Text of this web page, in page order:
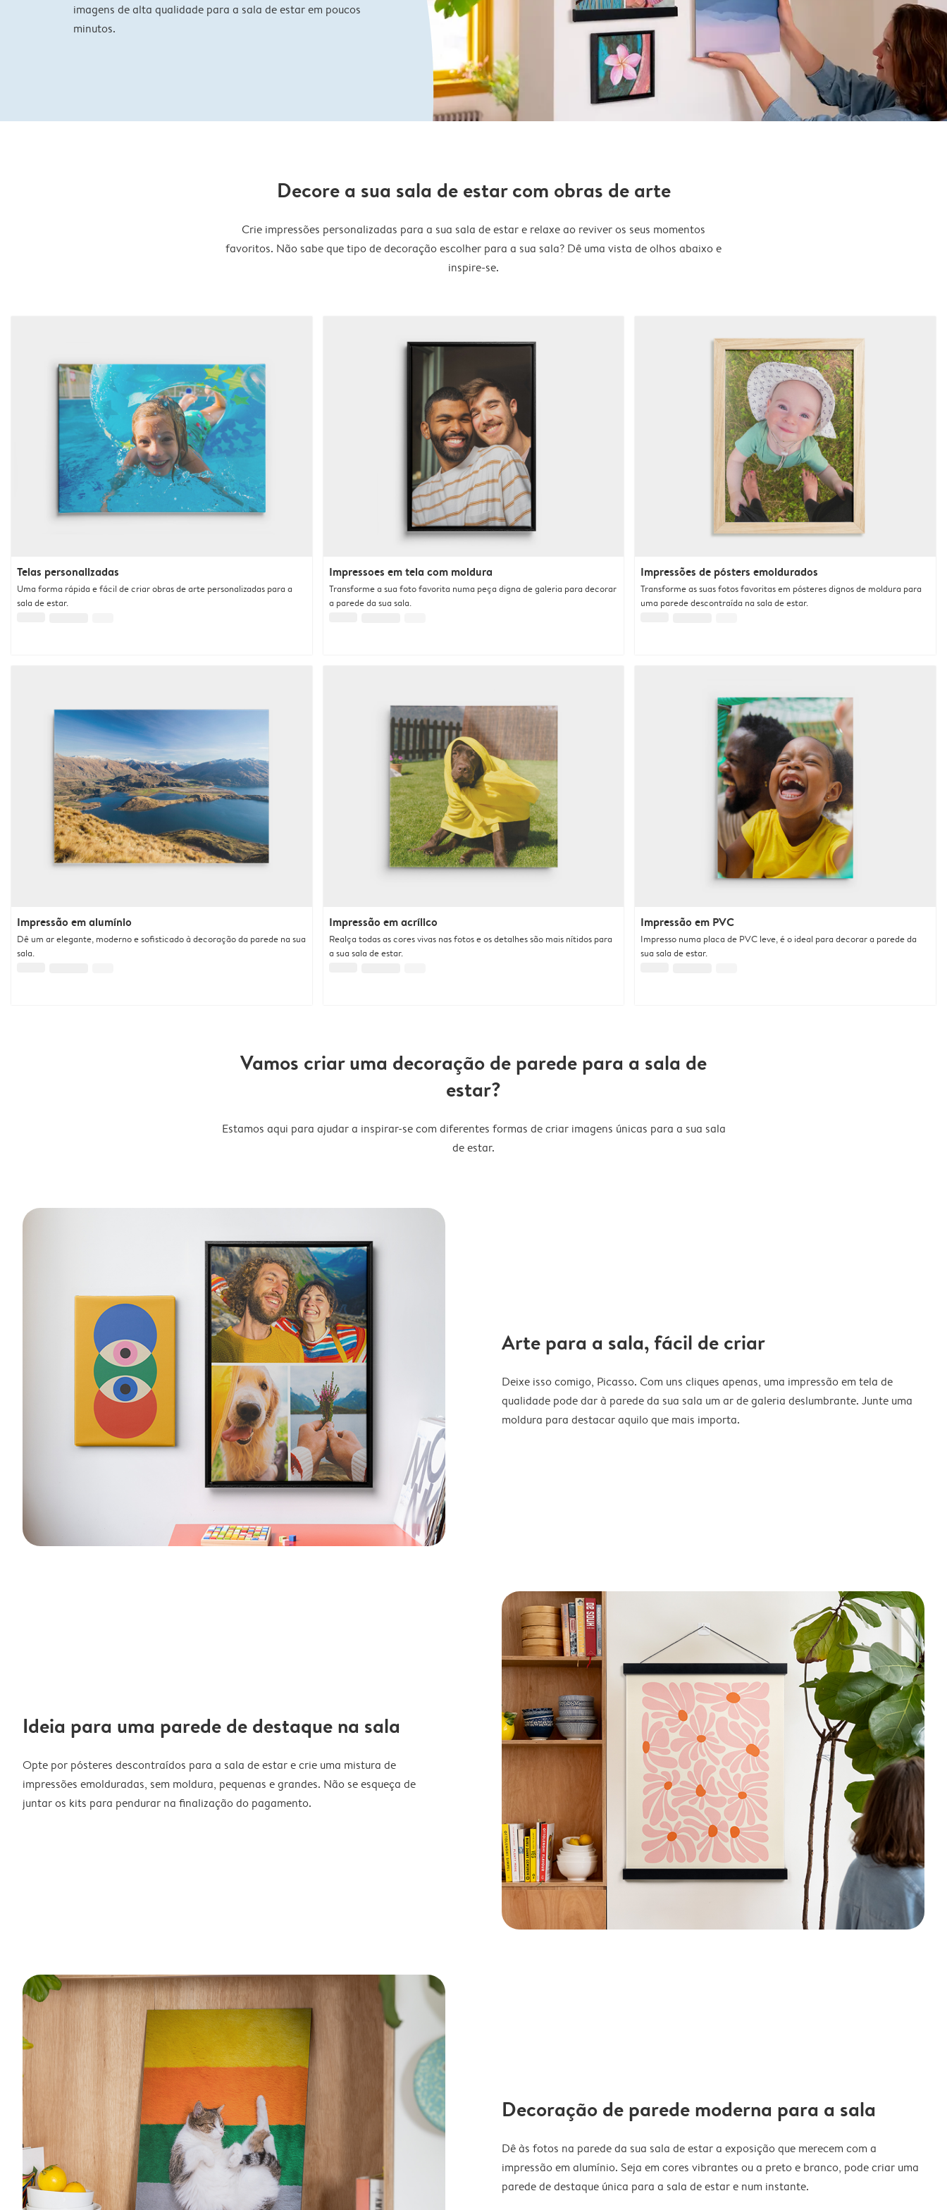
imagens de alta qualidade para a sala de estar em poucos
minutos.
Decore a sua sala de estar com obras de arte
Crie impressões personalizadas para a sua sala de estar e relaxe ao reviver os seus momentos
favoritos. Não sabe que tipo de decoração escolher para a sua sala? Dê uma vista de olhos abaixo e
inspire-se.
Telas personalizadas
Uma forma rápida e fácil de criar obras de arte personalizadas para a
sala de estar.
Impressoes em tela com moldura
Transforme a sua foto favorita numa peça digna de galeria para decorar
a parede da sua sala.
Impressões de pósters emoldurados
Transforme as suas fotos favoritas em pósteres dignos de moldura para
uma parede descontraída na sala de estar.
Impressão em alumínio
Dê um ar elegante, moderno e sofisticado à decoração da parede na sua
sala.
Impressão em acrílico
Realça todas as cores vivas nas fotos e os detalhes são mais nítidos para
a sua sala de estar.
Impressão em PVC
Impresso numa placa de PVC leve, é o ideal para decorar a parede da
sua sala de estar.
Vamos criar uma decoração de parede para a sala de
estar?
Estamos aqui para ajudar a inspirar-se com diferentes formas de criar imagens únicas para a sua sala
de estar.
Arte para a sala, fácil de criar
Deixe isso comigo, Picasso. Com uns cliques apenas, uma impressão em tela de
qualidade pode dar à parede da sua sala um ar de galeria deslumbrante. Junte uma
moldura para destacar aquilo que mais importa.
Ideia para uma parede de destaque na sala
Opte por pósteres descontraídos para a sala de estar e crie uma mistura de
impressões emolduradas, sem moldura, pequenas e grandes. Não se esqueça de
juntar os kits para pendurar na finalização do pagamento.
Decoração de parede moderna para a sala
Dê às fotos na parede da sua sala de estar a exposição que merecem com a
impressão em alumínio. Seja em cores vibrantes ou a preto e branco, pode criar uma
parede de destaque única para a sala de estar e num instante.